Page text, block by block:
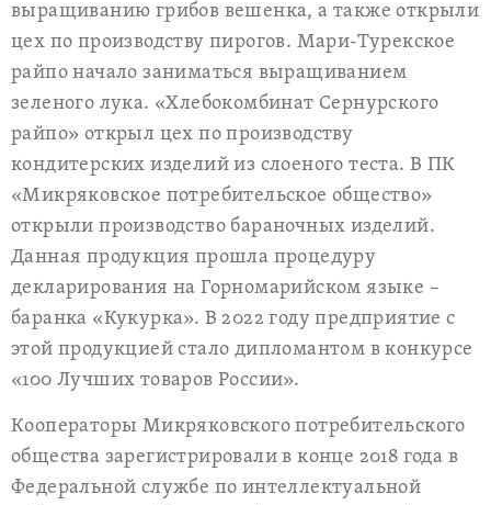
выращиванию грибов вешенка, а также открыли
цех по производству пирогов. Мари-Турекское
райпо начало заниматься выращиванием
зеленого лука. «Хлебокомбинат Сернурского
райпо» открыл цех по производству
кондитерских изделий из слоеного теста. В ПК
«Микряковское потребительское общество»
открыли производство бараночных изделий.
Данная продукция прошла процедуру
декларирования на Горномарийском языке –
баранка «Кукурка». В 2022 году предприятие с
этой продукцией стало дипломантом в конкурсе
«100 Лучших товаров России».
Кооператоры Микряковского потребительского
общества зарегистрировали в конце 2018 года в
Федеральной службе по интеллектуальной